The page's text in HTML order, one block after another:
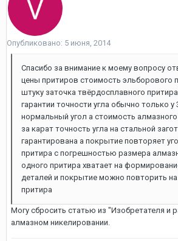
Опубликовано: 5 июня, 2014
Спасибо за внимание к моему вопросу
цены притиров стоимость эльборового
штуку заточка твёрдосплавного притира
гарантии точности угла обычно только у
нормальный угол а стоимость
за карат точность угла на стальной
гарантирована а покрытие повторяет
притира с погрешностью размера
одного притира хватает на
деталей и покрытие можно повторить
притира
Могу сбросить статью из "Изобретателя и
алмазном никелировании.